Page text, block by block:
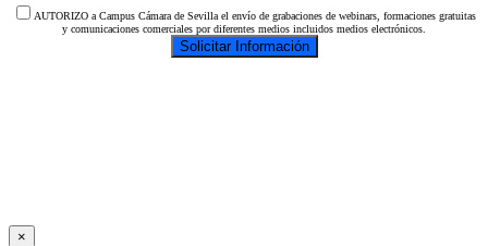
AUTORIZO a Campus Cámara de Sevilla el envío de grabaciones de webinars, formaciones gratuitas
y comunicaciones comerciales por diferentes medios incluidos medios electrónicos.
×